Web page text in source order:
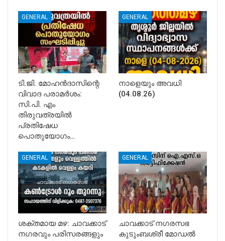
GENERAL
ടി.ജി. മോഹൻദാസിന്റെ
വിവാദ പരാമർശം:
സി.പി. എം
തിരുവത്രയിൽ
പ്രതിഷേധ
പൊതുയോഗം…
GENERAL
നാളെയും അവധി
(04.08.26)
GENERAL
ശക്തമായ മഴ: ചാവക്കാട്
നഗരവും പരിസരങ്ങളും
GENERAL
ചാവക്കാട് നഗരസഭ
കുടുംബശ്രീ മോഡൽ